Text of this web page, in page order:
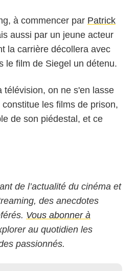
à commencer par Patrick
aussi par un jeune acteur
la carrière décollera avec
le film de Siegel un détenu.
télévision, on ne s'en lasse
les films de prison,
de son piédestal, et ce
de l’actualité du cinéma et
des anecdotes
Vous abonner à
au quotidien les
passionnés.